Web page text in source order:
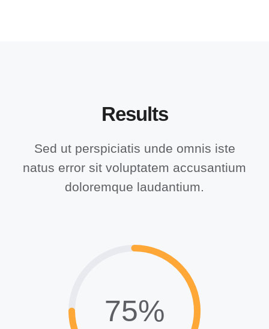
Results
Sed ut perspiciatis unde omnis iste
natus error sit voluptatem accusantium
doloremque laudantium.
75%